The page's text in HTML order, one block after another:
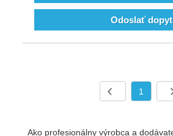
Odoslať dopyt
1
Ako profesionálny výrobca a